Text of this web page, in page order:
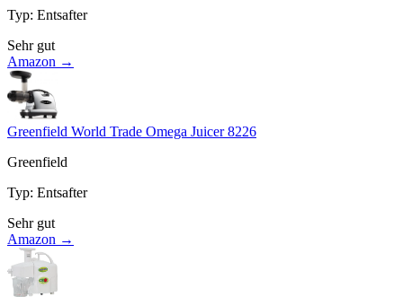
Typ: Entsafter
Sehr gut
Amazon →
Greenfield World Trade Omega Juicer 8226
Greenfield
Typ: Entsafter
Sehr gut
Amazon →